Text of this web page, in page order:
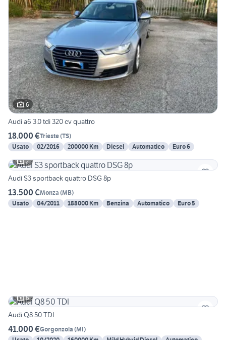
6
Audi a6 3.0 tdi 320 cv quattro
18.000 €Trieste(TS)
Usato
02/2016 200000 Km Diesel Automatico
Euro 6
2
Audi S3 sportback quattro DSG 8p
13.500 €Monza (MB)
Usato
04/2011 188000 Km Benzina Automatico Euro 5
6
Audi Q8 50 TDI
41.000 €Gorgonzola (MI)